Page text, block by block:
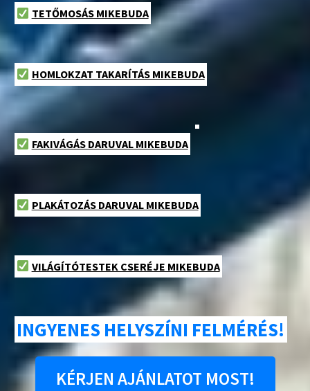
TETŐMOSÁS MIKEBUDA
HOMLOKZAT TAKARÍTÁS MIKEBUDA
FAKIVÁGÁS DARUVAL MIKEBUDA
PLAKÁTOZÁS DARUVAL MIKEBUDA
VILÁGÍTÓTESTEK CSERÉJE MIKEBUDA
INGYENES HELYSZÍNI FELMÉRÉS!
KÉRJEN AJÁNLATOT MOST!